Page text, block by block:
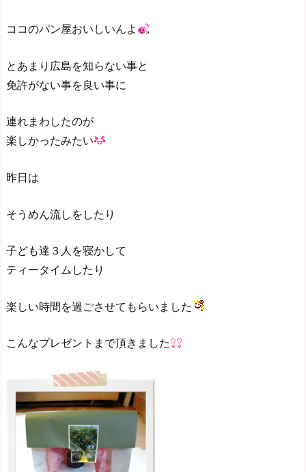
ココのパン屋おいしいんよ
とあまり広島を知らない事と
免許がない事を良い事に
連れまわしたのが
楽しかったみたい
昨日は
そうめん流しをしたり
子ども達３人を寝かして
ティータイムしたり
楽しい時間を過ごさせてもらいました
こんなプレゼントまで頂きました